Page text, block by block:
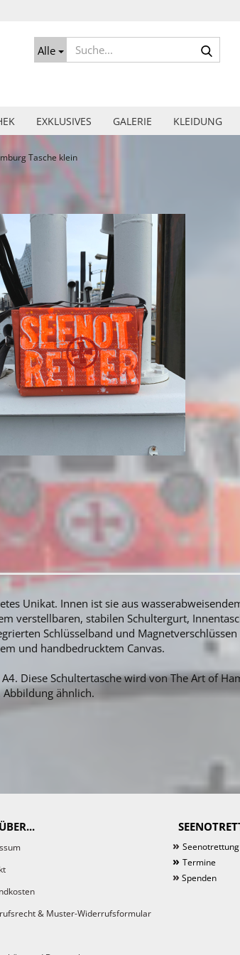
Alle
EXKLUSIVES GALERIE KLEIDUNG
Tasche klein
Unikat. Innen ist sie aus
verstellbaren, stabilen Schultergurt,
Schlüsselband und Magnetverschlüssen
und handbedrucktem Canvas.
Diese Schultertasche wird von The Art of
Abbildung ähnlich.
& Muster-Widerrufsformular
» Seenotrettung
» Termine
» Spenden